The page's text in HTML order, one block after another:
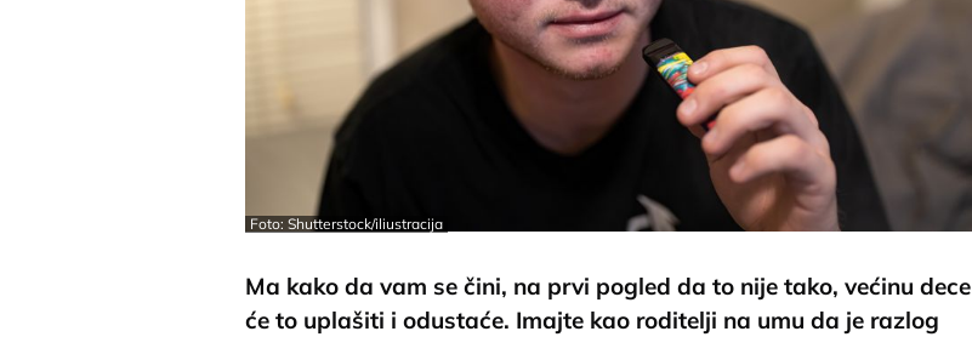
Foto: Shutterstock/iliustracija
Ma kako da vam se čini, na prvi pogled da to nije tako, većinu dece
će to uplašiti i odustaće. Imajte kao roditelji na umu da je razlog